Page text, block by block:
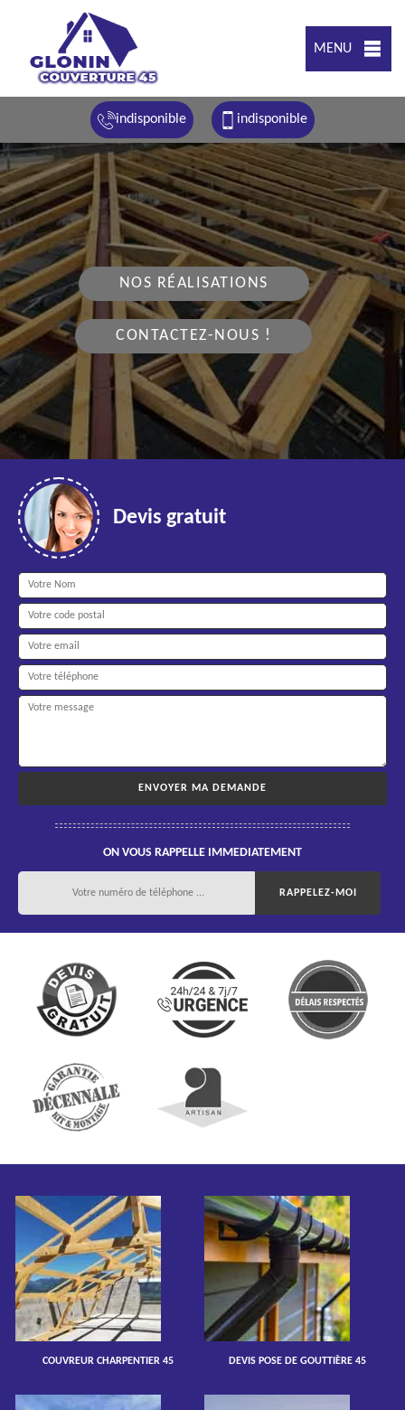
MENU
indisponible indisponible
NOS RÉALISATIONS
CONTACTEZ-NOUS !
Devis gratuit
ON VOUS RAPPELLE IMMEDIATEMENT
COUVREUR CHARPENTIER 45 DEVIS POSE DE GOUTTIÈRE 45